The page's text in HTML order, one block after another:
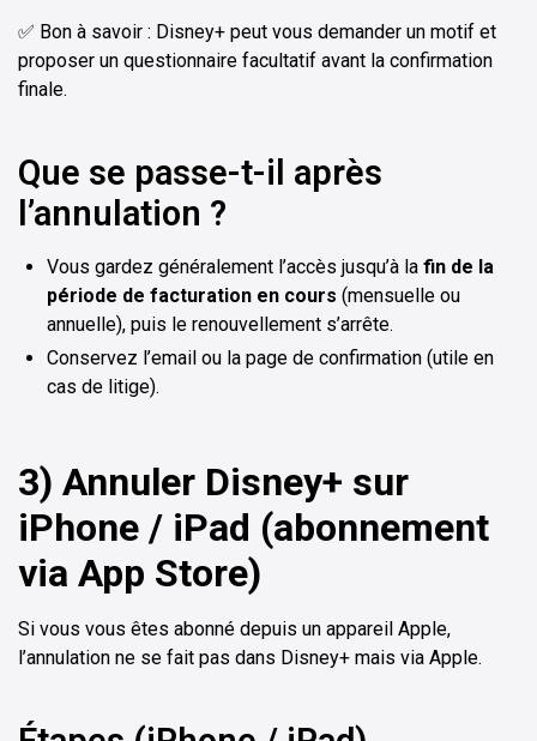
✅ Bon à savoir : Disney+ peut vous demander un motif et
proposer un questionnaire facultatif avant la confirmation
finale.
Que se passe-t-il après
l’annulation ?
Vous gardez généralement l’accès jusqu’à la fin de la
période de facturation en cours (mensuelle ou
annuelle), puis le renouvellement s’arrête.
Conservez l’email ou la page de confirmation (utile en
cas de litige).
3) Annuler Disney+ sur
iPhone / iPad (abonnement
via App Store)
Si vous vous êtes abonné depuis un appareil Apple,
l’annulation ne se fait pas dans Disney+ mais via Apple.